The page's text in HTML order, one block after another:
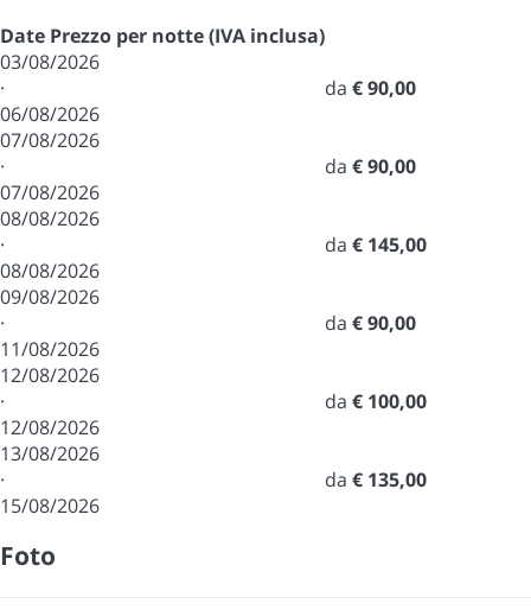
Date Prezzo per notte (IVA inclusa)
03/08/2026
·
06/08/2026
da € 90,00
07/08/2026
·
07/08/2026
da € 90,00
08/08/2026
·
08/08/2026
da € 145,00
09/08/2026
·
11/08/2026
da € 90,00
12/08/2026
·
12/08/2026
da € 100,00
13/08/2026
·
15/08/2026
da € 135,00
Foto